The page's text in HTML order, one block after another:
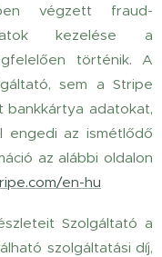
végzett fraud-
kezelése a
történik. A
sem a Stripe
bankkártya adatokat,
engedi az ismétlődő
az alábbi oldalon
en-hu
Szolgáltató a
szolgáltatási díj,